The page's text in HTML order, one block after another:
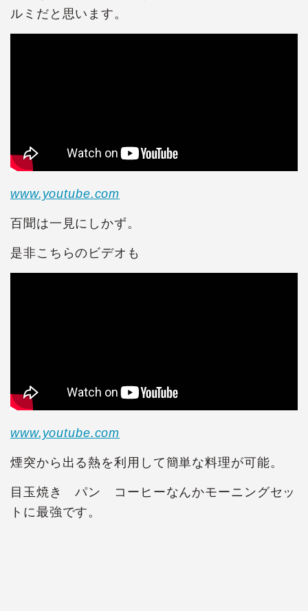
ルミだと思います。
www.youtube.com
百聞は一見にしかず。
是非こちらのビデオも
www.youtube.com
煙突から出る熱を利用して簡単な料理が可能。
目玉焼き パン コーヒーなんかモーニングセッ
トに最強です。